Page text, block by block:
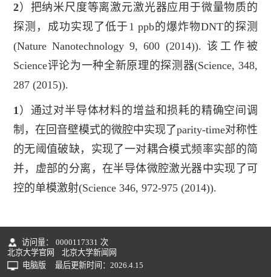
2）把纳米尺度等离激元激光器应用于微量物质的
探测，成功实现了低于 1 ppb的爆炸物DNT的探测
(Nature Nanotechnology 9, 600 (2014)). 该工作被
Science评论为一种全新原理的探测器(Science, 348,
287 (2015)).
1 ）通过对半导体材料的增益和损耗的精确空间调
制，在回音壁模式的微腔中实现了parity-time对称性
的无阈值破缺，实现了一对耦合模式频率实部的简
并，虚部的分离，在半导体微腔激光器中实现了可
控的单模激射(Science 346, 972-975 (2014)).
访问量： 0000117331 次
北京大学官网
北京大学新闻网
电脑版
最后更新时间： 2026.4.15